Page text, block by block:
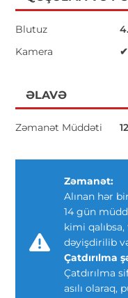
Blutuz
Kamera
✔
ƏLAVƏ
Zəmanət Müddəti
Zəmanət:
Alınan hər
14 gün
kimi
dəyişdirilib
Çatdırılma
Çatdırılma
asılı olaraq,